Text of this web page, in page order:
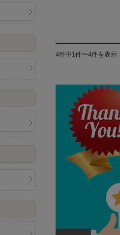
4件中1件〜4件を表示